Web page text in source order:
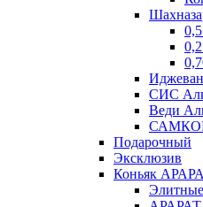
СИС
Веди
Подарочный
Эксклюзив
Коньяк
Элитные